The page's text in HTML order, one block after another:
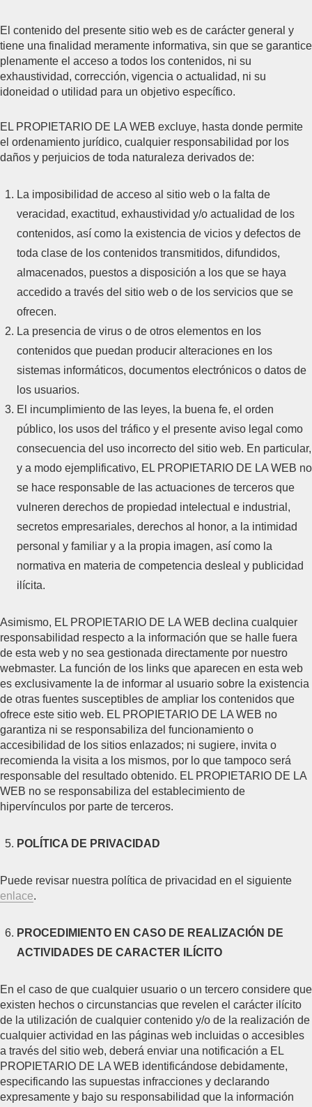
El contenido del presente sitio web es de carácter general y
tiene una finalidad meramente informativa, sin que se garantice
plenamente el acceso a todos los contenidos, ni su
exhaustividad, corrección, vigencia o actualidad, ni su
idoneidad o utilidad para un objetivo específico.
EL PROPIETARIO DE LA WEB excluye, hasta donde permite
el ordenamiento jurídico, cualquier responsabilidad por los
daños y perjuicios de toda naturaleza derivados de:
La imposibilidad de acceso al sitio web o la falta de
veracidad, exactitud, exhaustividad y/o actualidad de los
contenidos, así como la existencia de vicios y defectos de
toda clase de los contenidos transmitidos, difundidos,
almacenados, puestos a disposición a los que se haya
accedido a través del sitio web o de los servicios que se
ofrecen.
La presencia de virus o de otros elementos en los
contenidos que puedan producir alteraciones en los
sistemas informáticos, documentos electrónicos o datos de
los usuarios.
El incumplimiento de las leyes, la buena fe, el orden
público, los usos del tráfico y el presente aviso legal como
consecuencia del uso incorrecto del sitio web. En particular,
y a modo ejemplificativo, EL PROPIETARIO DE LA WEB no
se hace responsable de las actuaciones de terceros que
vulneren derechos de propiedad intelectual e industrial,
secretos empresariales, derechos al honor, a la intimidad
personal y familiar y a la propia imagen, así como la
normativa en materia de competencia desleal y publicidad
ilícita.
Asimismo, EL PROPIETARIO DE LA WEB declina cualquier
responsabilidad respecto a la información que se halle fuera
de esta web y no sea gestionada directamente por nuestro
webmaster. La función de los links que aparecen en esta web
es exclusivamente la de informar al usuario sobre la existencia
de otras fuentes susceptibles de ampliar los contenidos que
ofrece este sitio web. EL PROPIETARIO DE LA WEB no
garantiza ni se responsabiliza del funcionamiento o
accesibilidad de los sitios enlazados; ni sugiere, invita o
recomienda la visita a los mismos, por lo que tampoco será
responsable del resultado obtenido. EL PROPIETARIO DE LA
WEB no se responsabiliza del establecimiento de
hipervínculos por parte de terceros.
POLÍTICA DE PRIVACIDAD
Puede revisar nuestra política de privacidad en el siguiente
enlace.
PROCEDIMIENTO EN CASO DE REALIZACIÓN DE
ACTIVIDADES DE CARACTER ILÍCITO
En el caso de que cualquier usuario o un tercero considere que
existen hechos o circunstancias que revelen el carácter ilícito
de la utilización de cualquier contenido y/o de la realización de
cualquier actividad en las páginas web incluidas o accesibles
a través del sitio web, deberá enviar una notificación a EL
PROPIETARIO DE LA WEB identificándose debidamente,
especificando las supuestas infracciones y declarando
expresamente y bajo su responsabilidad que la información